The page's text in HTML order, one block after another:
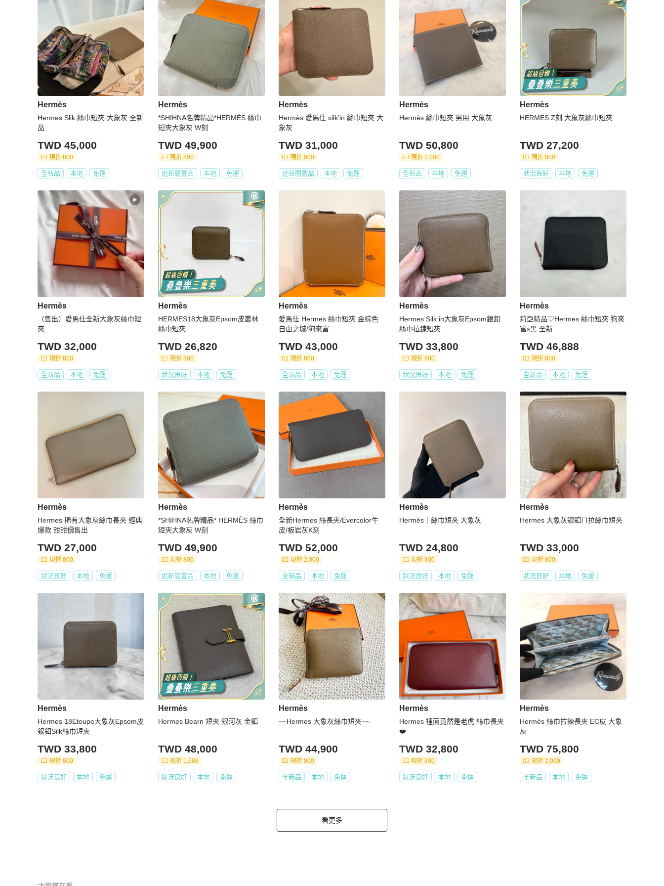
Hermès
Hermes Slik 絲巾短夾 大象灰 全新
品
TWD 45,000
現折 800
全新品 本地 免運
Hermès
*SHIHNA名牌精品*HERMÈS 絲巾
短夾大象灰 W刻
TWD 49,900
現折 800
近新閒置品 本地 免運
Hermès
Hermès 愛馬仕 silk’in 絲巾短夾 大
象灰
TWD 31,000
現折 800
近新閒置品 本地 免運
Hermès
Hermès 絲巾短夾 男用 大象灰
TWD 50,800
現折 2,000
全新品 本地 免運
Hermès
HERMES Z刻 大象灰絲巾短夾
TWD 27,200
現折 800
狀況良好 本地 免運
Hermès
（售出）愛馬仕全新大象灰絲巾短
夾
TWD 32,000
現折 800
全新品 本地 免運
Hermès
HERMES18大象灰Epsom皮叢林
絲巾短夾
TWD 26,820
現折 800
狀況良好 本地 免運
Hermès
愛馬仕 Hermes 絲巾短夾 金棕色
自由之城/狗來富
TWD 43,000
現折 800
全新品 本地 免運
Hermès
Hermes Silk in大象灰Epsom銀釦
絲巾拉鍊短夾
TWD 33,800
現折 800
狀況良好 本地 免運
Hermès
莉亞精品♡Hermes 絲巾短夾 狗來
富x黑 全新
TWD 46,888
現折 800
全新品 本地 免運
Hermès
Hermes 稀有大象灰絲巾長夾 經典
爆款 甜甜價售出
TWD 27,000
現折 800
狀況良好 本地 免運
Hermès
*SHIHNA名牌精品* HERMÈS 絲巾
短夾大象灰 W刻
TWD 49,900
現折 800
近新閒置品 本地 免運
Hermès
全新Hermes 絲長夾/Evercolor牛
皮/板岩灰K刻
TWD 52,000
現折 2,000
全新品 本地 免運
Hermès
Hermès｜絲巾短夾 大象灰
TWD 24,800
現折 800
狀況良好 本地 免運
Hermès
Hermes 大象灰銀釦ㄇ拉絲巾短夾
TWD 33,000
現折 800
狀況良好 本地 免運
Hermès
Hermes 18Etoupe大象灰Epsom皮
銀釦Silk絲巾短夾
TWD 33,800
現折 800
狀況良好 本地 免運
Hermès
Hermes Bearn 短夾 銀河灰 金釦
TWD 48,000
現折 1,688
狀況良好 本地 免運
Hermès
~~Hermes 大象灰絲巾短夾~~
TWD 44,900
現折 800
全新品 本地 免運
Hermès
Hermes 裡面竟然是老虎 絲巾長夾
❤️
TWD 32,800
現折 800
狀況良好 本地 免運
Hermès
Hermès 絲巾拉鍊長夾 EC皮 大象
灰
TWD 75,800
現折 2,000
全新品 本地 免運
看更多